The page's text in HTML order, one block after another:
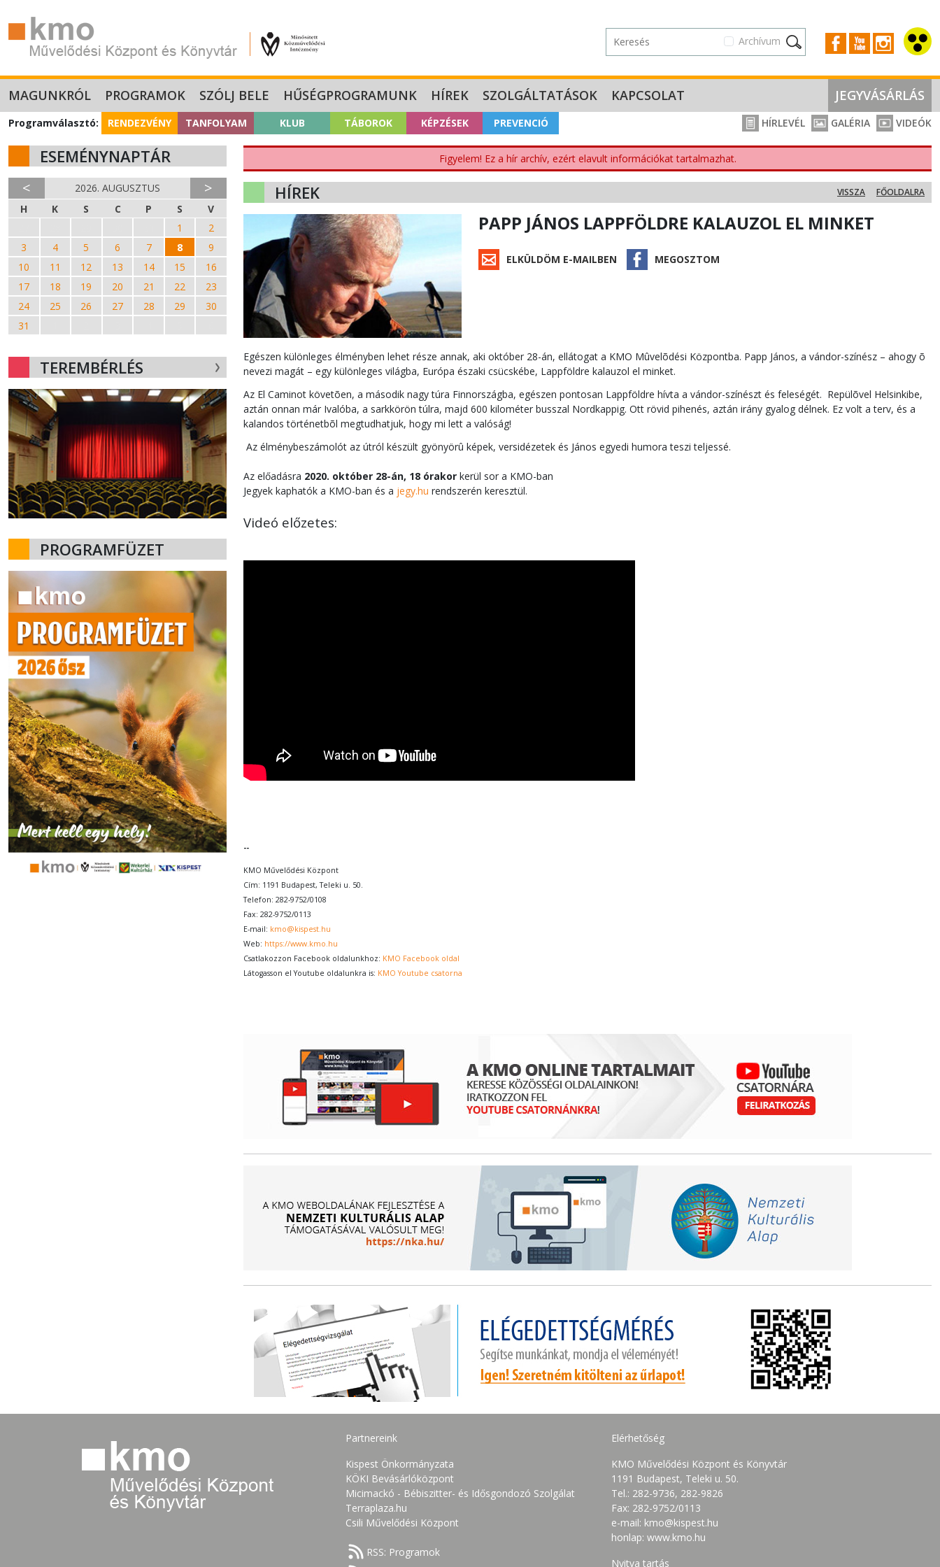
Archívum
MAGUNKRÓL PROGRAMOK SZÓLJ BELE HŰSÉGPROGRAMUNK HÍREK SZOLGÁLTATÁSOK KAPCSOLAT JEGYVÁSÁRLÁS
Programválasztó: RENDEZVÉNY TANFOLYAM KLUB TÁBOROK KÉPZÉSEK PREVENCIÓ HÍRLEVÉL GALÉRIA VIDEÓK
ESEMÉNYNAPTÁR
< 2026. AUGUSZTUS >
H K S C P S
V
1
2
3
4 5 6 7 8
9
10
11 12 13 14 15
16
17
18 19 20 21 22
23
24
25 26 27 28 29
30
31
TEREMBÉRLÉS
PROGRAMFÜZET
Figyelem! Ez a hír archív, ezért elavult információkat tartalmazhat.
HÍREK FŐOLDALRA
VISSZA
PAPP JÁNOS LAPPFÖLDRE KALAUZOL EL MINKET
ELKÜLDÖM E-MAILBEN MEGOSZTOM
Egészen különleges élményben lehet része annak, aki október 28-án, ellátogat a KMO Mûvelõdési Központba. Papp János, a vándor-színész – ahogy õ
nevezi magát – egy különleges világba, Európa északi csücskébe, Lappföldre kalauzol el minket.
Az El Caminot követõen, a második nagy túra Finnországba, egészen pontosan Lappföldre hívta a vándor-színészt és feleségét. Repülõvel Helsinkibe,
aztán onnan már Ivalóba, a sarkkörön túlra, majd 600 kilométer busszal Nordkappig. Ott rövid pihenés, aztán irány gyalog délnek. Ez volt a terv, és a
kalandos történetbõl megtudhatjuk, hogy mi lett a valóság!
Az élménybeszámolót az útról készült gyönyörû képek, versidézetek és János egyedi humora teszi teljessé.
Az előadásra 2020. október 28-án, 18 órakor kerül sor a KMO-ban
Jegyek kaphatók a KMO-ban és a jegy.hu rendszerén keresztül.
Videó előzetes:
--
KMO Művelődési Központ
Cím: 1191 Budapest, Teleki u. 50.
Telefon: 282-9752/0108
Fax: 282-9752/0113
E-mail: kmo@kispest.hu
Web: https://www.kmo.hu
Csatlakozzon Facebook oldalunkhoz: KMO Facebook oldal
Látogasson el Youtube oldalunkra is: KMO Youtube csatorna
Partnereink
Kispest Önkormányzata
KÖKI Bevásárlóközpont
Micimackó - Bébiszitter- és Idősgondozó Szolgálat
Terraplaza.hu
Csili Művelődési Központ
RSS: Programok
Elérhetőség
KMO Művelődési Központ és Könyvtár
1191 Budapest, Teleki u. 50.
Tel.: 282-9736, 282-9826
Fax: 282-9752/0113
e-mail: kmo@kispest.hu
honlap: www.kmo.hu
Nyitva tartás